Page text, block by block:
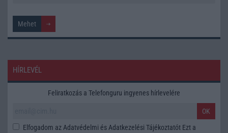
HÍRLEVÉL
Feliratkozás a Telefonguru ingyenes hírlevelére
OK
Elfogadom az Adatvédelmi és Adatkezelési Tájékoztatót Ezt a